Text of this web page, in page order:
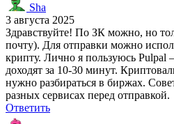
Sha
3 августа 2025
Здравствуйте! По ЗК можно, но
почту). Для отправки можно
крипту. Лично я пользуюсь
доходят за 10-30 минут.
нужно разбираться в биржах.
разных сервисах перед отправкой.
Ответить